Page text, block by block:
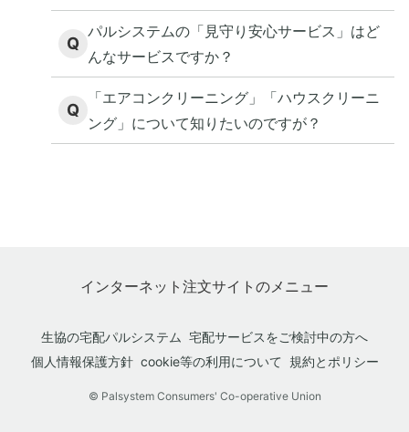
Q
パルシステムの「見守り安心サービス」はど
んなサービスですか？
Q
「エアコンクリーニング」「ハウスクリーニ
ング」について知りたいのですが？
インターネット注文サイトのメニュー
生協の宅配パルシステム 宅配サービスをご検討中の方へ
個人情報保護方針 cookie等の利用について 規約とポリシー
© Palsystem Consumers' Co-operative Union